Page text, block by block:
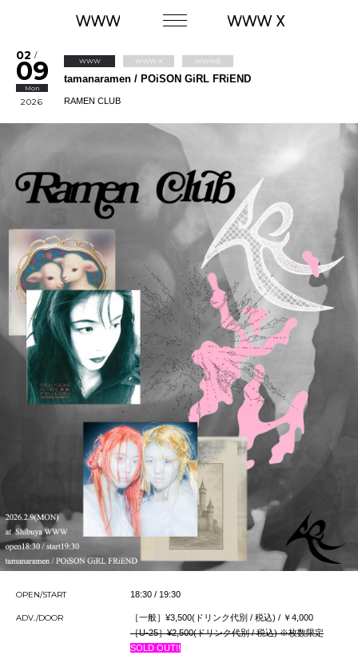
02 /
09
Mon
2026
WWW WWW X WWWβ
tamanaramen / POiSON GiRL FRiEND
RAMEN CLUB
OPEN/START 18:30 / 19:30
ADV./DOOR
［一般］¥3,500(ドリンク代別 / 税込) / ￥4,000
［U-25］¥2,500(ドリンク代別 / 税込) ※枚数限定
SOLD OUT!!